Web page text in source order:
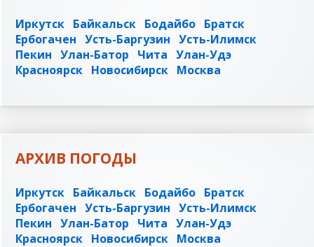
Иркутск Байкальск Бодайбо Братск
Ербогачен Усть-Баргузин Усть-Илимск
Пекин Улан-Батор Чита Улан-Удэ
Красноярск Новосибирск Москва
АРХИВ ПОГОДЫ
Иркутск Байкальск Бодайбо Братск
Ербогачен Усть-Баргузин Усть-Илимск
Пекин Улан-Батор Чита Улан-Удэ
Красноярск Новосибирск Москва